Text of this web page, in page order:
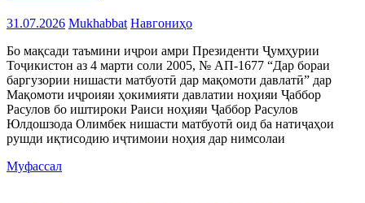
31.07.2026 Mukhabbat Навгониҳо
Бо мақсади таъмини иҷрои амри Президенти Ҷумҳурии
Тоҷикистон аз 4 марти соли 2005, № АП-1677 “Дар бораи
баргузории нишасти матбуотӣ дар мақомоти давлатӣ” дар
Мақомоти иҷроияи ҳокимияти давлатии ноҳияи Ҷаббор
Расулов бо иштироки Раиси ноҳияи Ҷаббор Расулов
Юлдошзода Олимбек нишасти матбуотӣ оид ба натиҷаҳои
рушди иқтисодию иҷтимоии ноҳия дар нимсолаи
Муфассал